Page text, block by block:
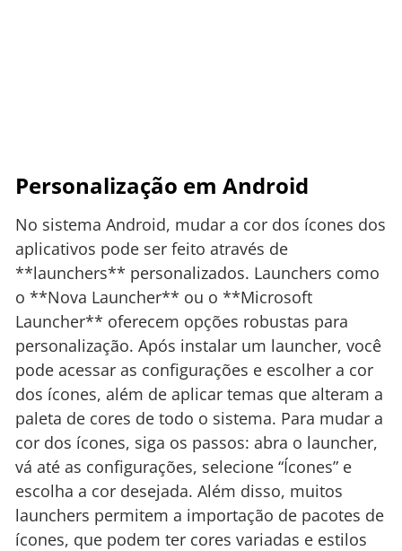
Personalização em Android
No sistema Android, mudar a cor dos ícones dos
aplicativos pode ser feito através de
**launchers** personalizados. Launchers como
o **Nova Launcher** ou o **Microsoft
Launcher** oferecem opções robustas para
personalização. Após instalar um launcher, você
pode acessar as configurações e escolher a cor
dos ícones, além de aplicar temas que alteram a
paleta de cores de todo o sistema. Para mudar a
cor dos ícones, siga os passos: abra o launcher,
vá até as configurações, selecione “Ícones” e
escolha a cor desejada. Além disso, muitos
launchers permitem a importação de pacotes de
ícones, que podem ter cores variadas e estilos